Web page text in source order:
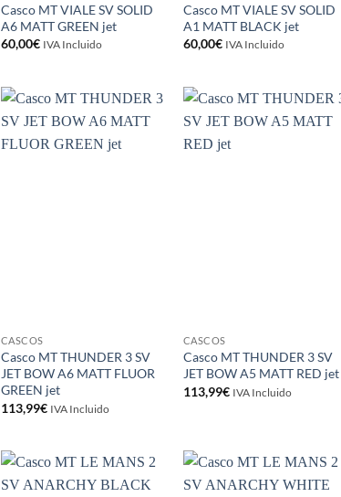
Casco MT VIALE SV SOLID
A6 MATT GREEN jet
60,00€ IVA Incluido
Casco MT VIALE SV SOLID
A1 MATT BLACK jet
60,00€ IVA Incluido
CASCOS
Casco MT THUNDER 3 SV
JET BOW A6 MATT FLUOR
GREEN jet
113,99€ IVA Incluido
CASCOS
Casco MT THUNDER 3 SV
JET BOW A5 MATT RED jet
113,99€ IVA Incluido